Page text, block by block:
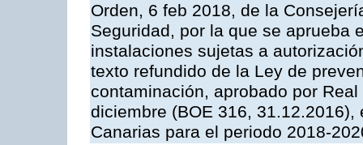
Orden, 6 feb 2018, de la
Seguridad, por la que se aprueba
instalaciones sujetas a
texto refundido de la Ley de
contaminación, aprobado por
diciembre (BOE 316,
Canarias para el periodo 2018-